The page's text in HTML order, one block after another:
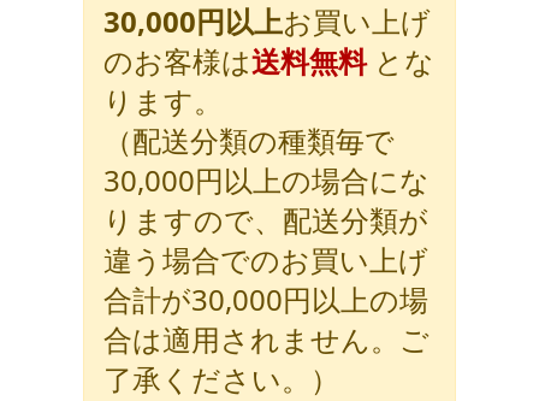
30,000円以上お買い上げ
のお客様は送料無料とな
ります。
（配送分類の種類毎で
30,000円以上の場合にな
りますので、配送分類が
違う場合でのお買い上げ
合計が30,000円以上の場
合は適用されません。ご
了承ください。）